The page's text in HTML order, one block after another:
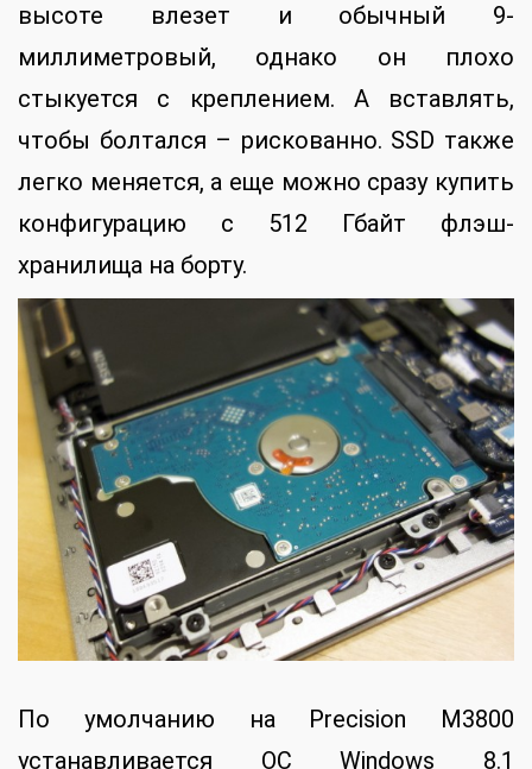
высоте влезет и обычный 9-
миллиметровый, однако он плохо
стыкуется с креплением. А вставлять,
чтобы болтался – рискованно. SSD также
легко меняется, а еще можно сразу купить
конфигурацию с 512 Гбайт флэш-
хранилища на борту.
По умолчанию на Precision M3800
устанавливается ОС Windows 8.1